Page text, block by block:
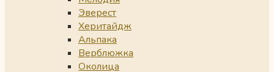
Эверест
Херитайдж
Альпака
Верблюжка
Околица